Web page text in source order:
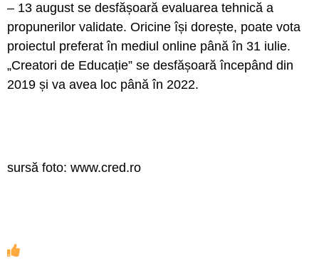
– 13 august se desfășoară evaluarea tehnică a
propunerilor validate. Oricine își dorește, poate vota
proiectul preferat în mediul online până în 31 iulie.
„Creatori de Educație” se desfășoară începând din
2019 și va avea loc până în 2022.
sursă foto: www.cred.ro